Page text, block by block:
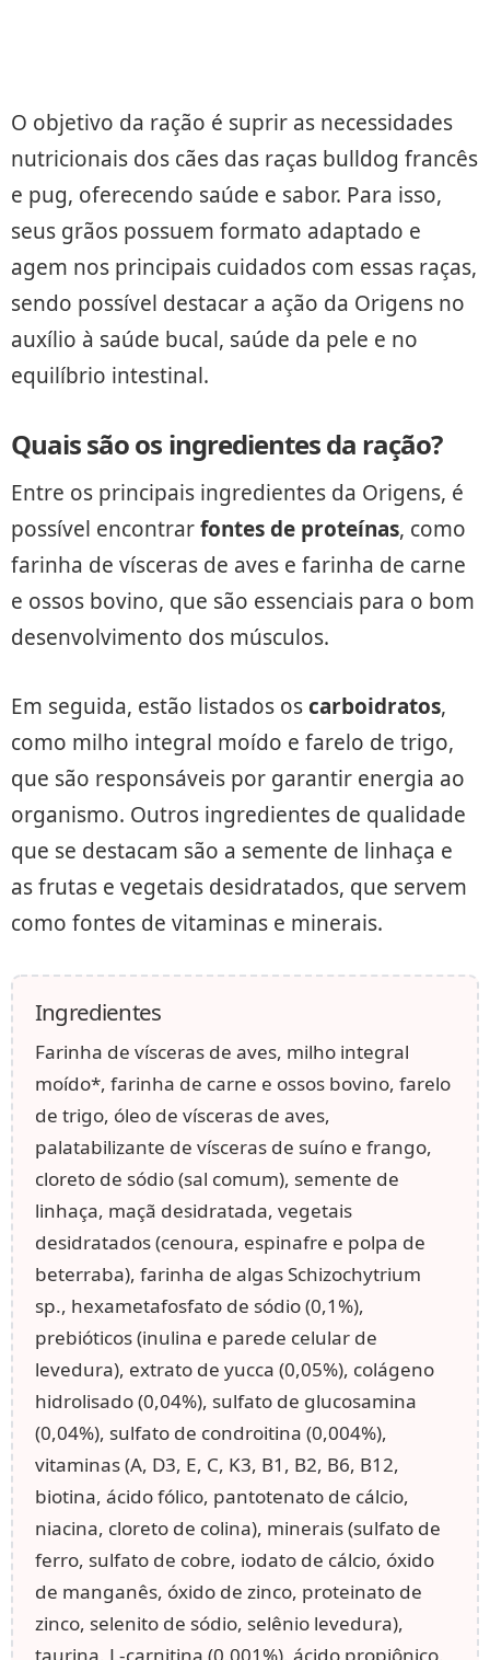
O objetivo da ração é suprir as necessidades
nutricionais dos cães das raças bulldog francês
e pug, oferecendo saúde e sabor. Para isso,
seus grãos possuem formato adaptado e
agem nos principais cuidados com essas raças,
sendo possível destacar a ação da Origens no
auxílio à saúde bucal, saúde da pele e no
equilíbrio intestinal.
Quais são os ingredientes da ração?
Entre os principais ingredientes da Origens, é
possível encontrarfontes de proteínas, como
farinha de vísceras de aves e farinha de carne
e ossos bovino, que são essenciais para o bom
desenvolvimento dos músculos.
Em seguida, estão listados oscarboidratos,
como milho integral moído e farelo de trigo,
que são responsáveis por garantir energia ao
organismo. Outros ingredientes de qualidade
que se destacam são a semente de linhaça e
as frutas e vegetais desidratados, que servem
como fontes de vitaminas e minerais.
Ingredientes
Farinha de vísceras de aves, milho integral
moído*, farinha de carne e ossos bovino, farelo
de trigo, óleo de vísceras de aves,
palatabilizante de vísceras de suíno e frango,
cloreto de sódio (sal comum), semente de
linhaça, maçã desidratada, vegetais
desidratados (cenoura, espinafre e polpa de
beterraba), farinha de algas Schizochytrium
sp., hexametafosfato de sódio (0,1%),
prebióticos (inulina e parede celular de
levedura), extrato de yucca (0,05%), colágeno
hidrolisado (0,04%), sulfato de glucosamina
(0,04%), sulfato de condroitina (0,004%),
vitaminas (A, D3, E, C, K3, B1, B2, B6, B12,
biotina, ácido fólico, pantotenato de cálcio,
niacina, cloreto de colina), minerais (sulfato de
ferro, sulfato de cobre, iodato de cálcio, óxido
de manganês, óxido de zinco, proteinato de
zinco, selenito de sódio, selênio levedura),
taurina, L-carnitina (0,001%), ácido propiônico,